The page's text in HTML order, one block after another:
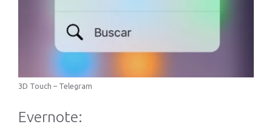
3D Touch – Telegram
Evernote: